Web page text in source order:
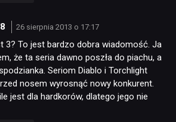
26 sierpnia 2013 o 17:17
3? To jest bardzo dobra wiadomość. Ja
że ta seria dawno poszła do piachu, a
Seriom Diablo i Torchlight
nosem wyrosnąć nowy konkurent.
jest dla hardkorów, dlatego jego nie